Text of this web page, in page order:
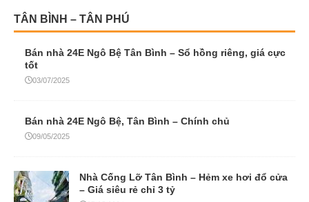
TÂN BÌNH – TÂN PHÚ
Bán nhà 24E Ngô Bệ Tân Bình – Sổ hồng riêng, giá cực
tốt
03/07/2025
Bán nhà 24E Ngô Bệ, Tân Bình – Chính chủ
09/05/2025
Nhà Cống Lỡ Tân Bình – Hẻm xe hơi đổ cửa
– Giá siêu rẻ chỉ 3 tỷ